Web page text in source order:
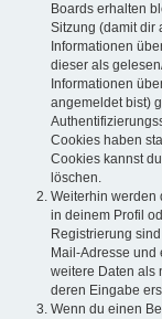
Boards erhalten
Sitzung (damit dir
Informationen
dieser als
Informationen
angemeldet bist)
Cookies haben
Cookies kannst
löschen.
Weiterhin werden
in deinem Profil
Registrierung
Mail-Adresse
weitere Daten als
deren Eingabe
Wenn du einen